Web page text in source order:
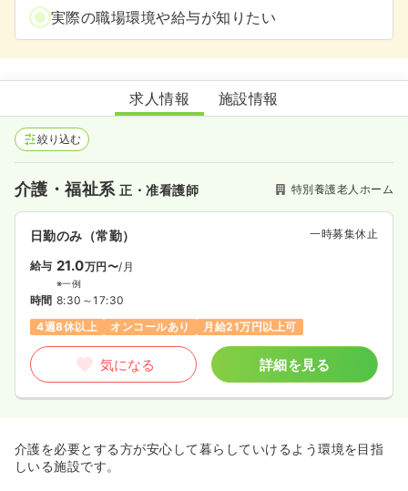
実際の職場環境や給与が知りたい
京都市柊野特別養護老人ホーム
求人情報 施設情報
絞り込む
介護・福祉系正・准看護師 特別養護老人ホーム
日勤のみ（常勤） 一時募集休止
給与 21.0万円〜/月
※一例
時間 8:30～17:30
4週8休以上
オンコールあり 月給21万円以上可
気になる 詳細を見る
介護を必要とする方が安心して暮らしていけるよう環境を目指
しいる施設です。